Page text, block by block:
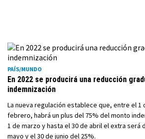
PAÍS/MUNDO
En 2022 se producirá una reducción
indemnización
La nueva regulación establece que, entre el 1
febrero, habrá un plus del 75% del monto
1 de marzo y hasta el 30 de abril el extra será
mayo y el 30 de junio del 25%.